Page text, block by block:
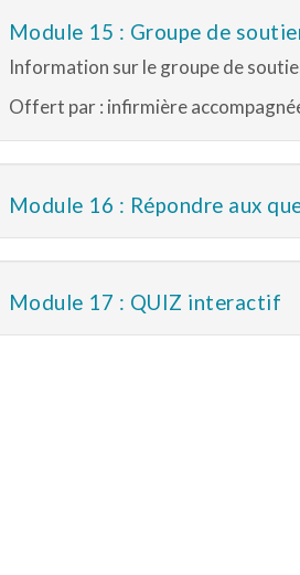
Module 15 : Groupe de
Information sur le groupe de
Offert par : infirmière
Module 16 : Répondre aux
Module 17 : QUIZ interactif